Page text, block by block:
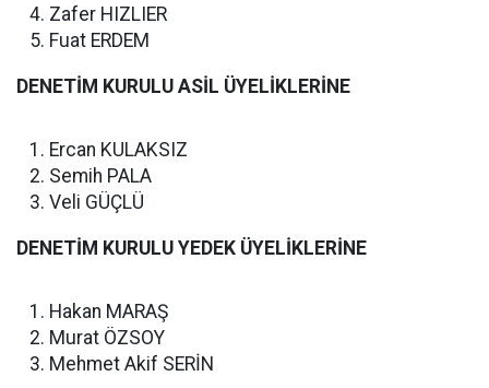
Zafer HIZLIER
Fuat ERDEM
DENETİM KURULU ASİL ÜYELİKLERİNE
Ercan KULAKSIZ
Semih PALA
Veli GÜÇLÜ
DENETİM KURULU YEDEK ÜYELİKLERİNE
Hakan MARAŞ
Murat ÖZSOY
Mehmet Akif SERİN